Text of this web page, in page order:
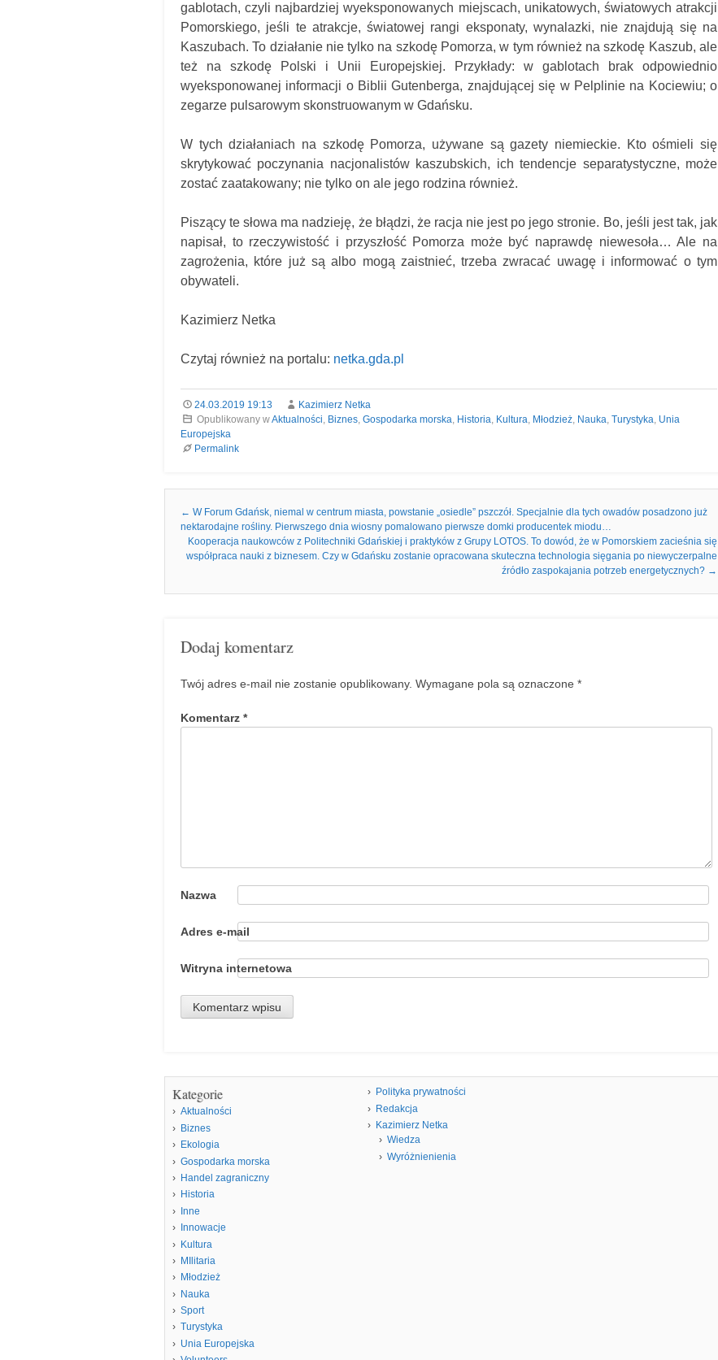
gablotach, czyli najbardziej wyeksponowanych miejscach, unikatowych, światowych atrakcji
Pomorskiego, jeśli te atrakcje, światowej rangi eksponaty, wynalazki, nie znajdują się na
Kaszubach. To działanie nie tylko na szkodę Pomorza, w tym również na szkodę Kaszub, ale
też na szkodę Polski i Unii Europejskiej. Przykłady: w gablotach brak odpowiednio
wyeksponowanej informacji o Biblii Gutenberga, znajdującej się w Pelplinie na Kociewiu; o
zegarze pulsarowym skonstruowanym w Gdańsku.
W tych działaniach na szkodę Pomorza, używane są gazety niemieckie. Kto ośmieli się
skrytykować poczynania nacjonalistów kaszubskich, ich tendencje separatystyczne, może
zostać zaatakowany; nie tylko on ale jego rodzina również.
Piszący te słowa ma nadzieję, że błądzi, że racja nie jest po jego stronie. Bo, jeśli jest tak, jak
napisał, to rzeczywistość i przyszłość Pomorza może być naprawdę niewesoła… Ale na
zagrożenia, które już są albo mogą zaistnieć, trzeba zwracać uwagę i informować o tym
obywateli.
Kazimierz Netka
Czytaj również na portalu: netka.gda.pl
24.03.2019 19:13
Kazimierz Netka
Opublikowany wAktualności, Biznes, Gospodarka morska, Historia, Kultura, Młodzież, Nauka, Turystyka, Unia
Europejska
Permalink
Nawigacja we wpisach
← W Forum Gdańsk, niemal w centrum miasta, powstanie „osiedle” pszczół. Specjalnie dla tych owadów posadzono już
nektarodajne rośliny. Pierwszego dnia wiosny pomalowano pierwsze domki producentek miodu…
Kooperacja naukowców z Politechniki Gdańskiej i praktyków z Grupy LOTOS. To dowód, że w Pomorskiem zacieśnia się
współpraca nauki z biznesem. Czy w Gdańsku zostanie opracowana skuteczna technologia sięgania po niewyczerpalne
źródło zaspokajania potrzeb energetycznych? →
Dodaj komentarz
Twój adres e-mail nie zostanie opublikowany. Wymagane pola są oznaczone *
Komentarz *
Nazwa
Adres e-mail
Witryna internetowa
Kategorie
Aktualności
Biznes
Ekologia
Gospodarka morska
Handel zagraniczny
Historia
Inne
Innowacje
Kultura
MIlitaria
Młodzież
Nauka
Sport
Turystyka
Unia Europejska
Polityka prywatności
Redakcja
Kazimierz Netka
Wiedza
Wyróżnienienia